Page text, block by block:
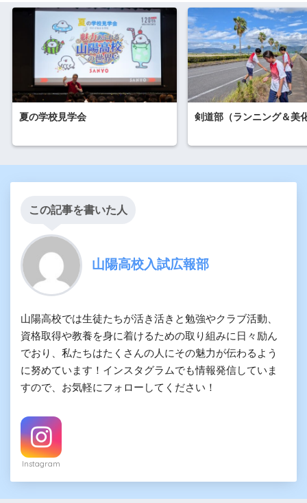
夏の学校見学会 剣道部（ランニング＆美
この記事を書いた人
山陽高校入試広報部
山陽高校では生徒たちが活き活きと勉強やクラブ活動、
資格取得や教養を身に着けるための取り組みに日々励ん
でおり、私たちはたくさんの人にその魅力が伝わるよう
に努めています！インスタグラムでも情報発信していま
すので、お気軽にフォローしてください！
Instagram